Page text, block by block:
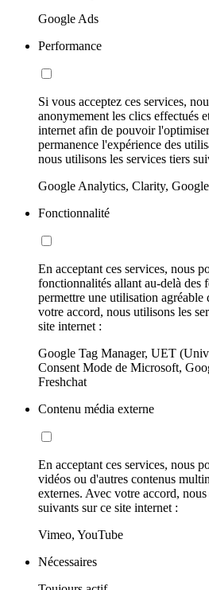
Google Ads
Performance
Si vous acceptez ces services,
anonymement les clics effectués
internet afin de pouvoir
permanence l'expérience des
nous utilisons les services tiers
Google Analytics, Clarity,
Fonctionnalité
En acceptant ces services, nous
fonctionnalités allant au-delà des
permettre une utilisation agréable
votre accord, nous utilisons les
site internet :
Google Tag Manager, UET
Consent Mode de Microsoft,
Freshchat
Contenu média externe
En acceptant ces services, nous
vidéos ou d'autres contenus
externes. Avec votre accord,
suivants sur ce site internet :
Vimeo, YouTube
Nécessaires